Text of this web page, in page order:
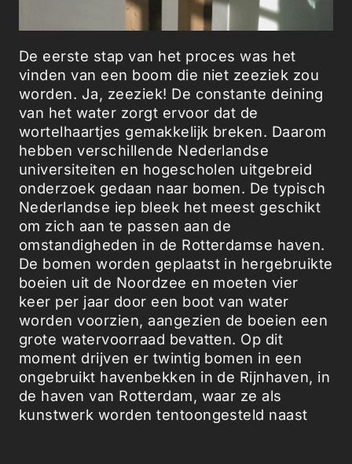
De eerste stap van het proces was het
vinden van een boom die niet zeeziek zou
worden. Ja, zeeziek! De constante deining
van het water zorgt ervoor dat de
wortelhaartjes gemakkelijk breken. Daarom
hebben verschillende Nederlandse
universiteiten en hogescholen uitgebreid
onderzoek gedaan naar bomen. De typisch
Nederlandse iep bleek het meest geschikt
om zich aan te passen aan de
omstandigheden in de Rotterdamse haven.
De bomen worden geplaatst in hergebruikte
boeien uit de Noordzee en moeten vier
keer per jaar door een boot van water
worden voorzien, aangezien de boeien een
grote watervoorraad bevatten. Op dit
moment drijven er twintig bomen in een
ongebruikt havenbekken in de Rijnhaven, in
de haven van Rotterdam, waar ze als
kunstwerk worden tentoongesteld naast